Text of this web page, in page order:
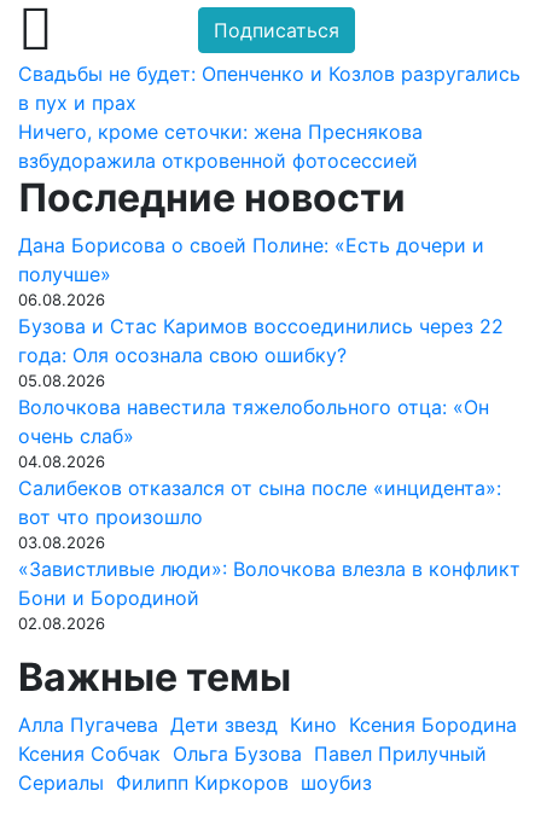
Подписаться
Навигация
по
записям
Свадьбы не будет: Опенченко и Козлов разругались
в пух и прах
Ничего, кроме сеточки: жена Преснякова
взбудоражила откровенной фотосессией
Последние новости
Дана Борисова о своей Полине: «Есть дочери и
получше»
06.08.2026
Бузова и Стас Каримов воссоединились через 22
года: Оля осознала свою ошибку?
05.08.2026
Волочкова навестила тяжелобольного отца: «Он
очень слаб»
04.08.2026
Салибеков отказался от сына после «инцидента»:
вот что произошло
03.08.2026
«Завистливые люди»: Волочкова влезла в конфликт
Бони и Бородиной
02.08.2026
Важные темы
Алла Пугачева Дети звезд Кино Ксения Бородина
Ксения Собчак Ольга Бузова Павел Прилучный
Сериалы Филипп Киркоров шоубиз